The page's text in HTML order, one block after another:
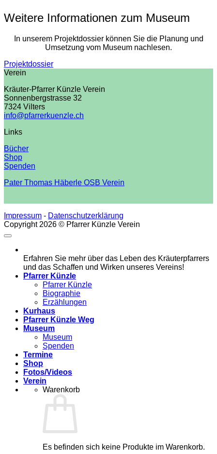
Weitere Informationen zum Museum
In unserem Projektdossier können Sie die Planung und
Umsetzung vom Museum nachlesen.
Projektdossier
Verein
Kräuter-Pfarrer Künzle Verein
Sonnenbergstrasse 32
7324 Vilters
info@pfarrerkuenzle.ch
Links
Bücher
Shop
Spenden
Pater Thomas Häberle OSB Verein
Impressum - Datenschutzerklärung
Copyright 2026 © Pfarrer Künzle Verein
Erfahren Sie mehr über das Leben des Kräuterpfarrers
und das Schaffen und Wirken unseres Vereins!
Pfarrer Künzle
Pfarrer Künzle
Biographie
Erzählungen
Kurhaus
Pfarrer Künzle Weg
Museum
Museum
Spenden
Termine
Shop
Fotos/Videos
Verein
Warenkorb
Es befinden sich keine Produkte im Warenkorb.